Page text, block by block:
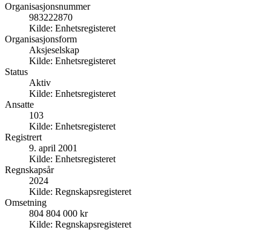
Organisasjonsnummer
983222870
Kilde: Enhetsregisteret
Organisasjonsform
Aksjeselskap
Kilde: Enhetsregisteret
Status
Aktiv
Kilde: Enhetsregisteret
Ansatte
103
Kilde: Enhetsregisteret
Registrert
9. april 2001
Kilde: Enhetsregisteret
Regnskapsår
2024
Kilde: Regnskapsregisteret
Omsetning
804 804 000 kr
Kilde: Regnskapsregisteret